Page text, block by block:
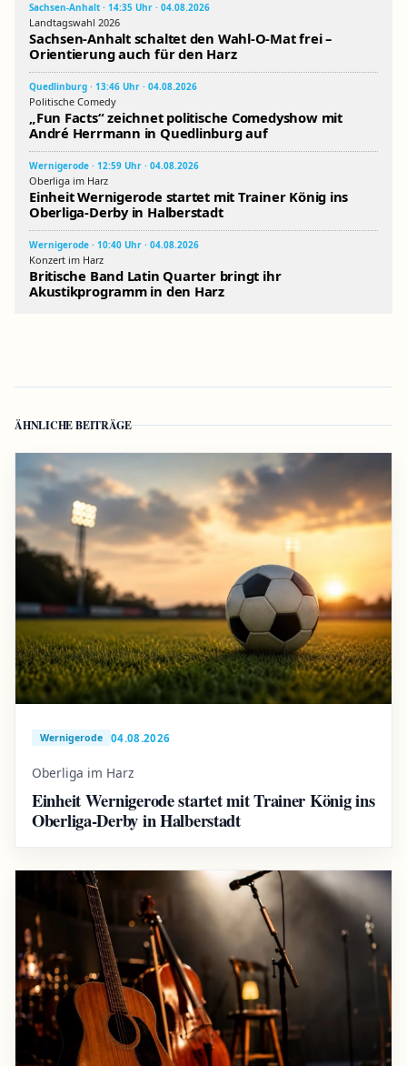
Sachsen-Anhalt · 14:35 Uhr · 04.08.2026
Landtagswahl 2026
Sachsen-Anhalt schaltet den Wahl-O-Mat frei –
Orientierung auch für den Harz
Quedlinburg · 13:46 Uhr · 04.08.2026
Politische Comedy
„Fun Facts“ zeichnet politische Comedyshow mit
André Herrmann in Quedlinburg auf
Wernigerode · 12:59 Uhr · 04.08.2026
Oberliga im Harz
Einheit Wernigerode startet mit Trainer König ins
Oberliga-Derby in Halberstadt
Wernigerode · 10:40 Uhr · 04.08.2026
Konzert im Harz
Britische Band Latin Quarter bringt ihr
Akustikprogramm in den Harz
ÄHNLICHE BEITRÄGE
Wernigerode 04.08.2026
Oberliga im Harz
Einheit Wernigerode startet mit Trainer König ins
Oberliga-Derby in Halberstadt